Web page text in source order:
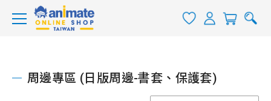
周邊專區 (日版周邊-書套、保護套)